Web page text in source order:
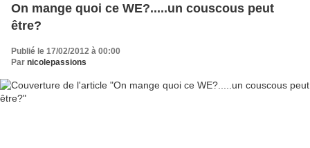
On mange quoi ce WE?.....un couscous peut
être?
Publié le 17/02/2012 à 00:00
Par nicolepassions